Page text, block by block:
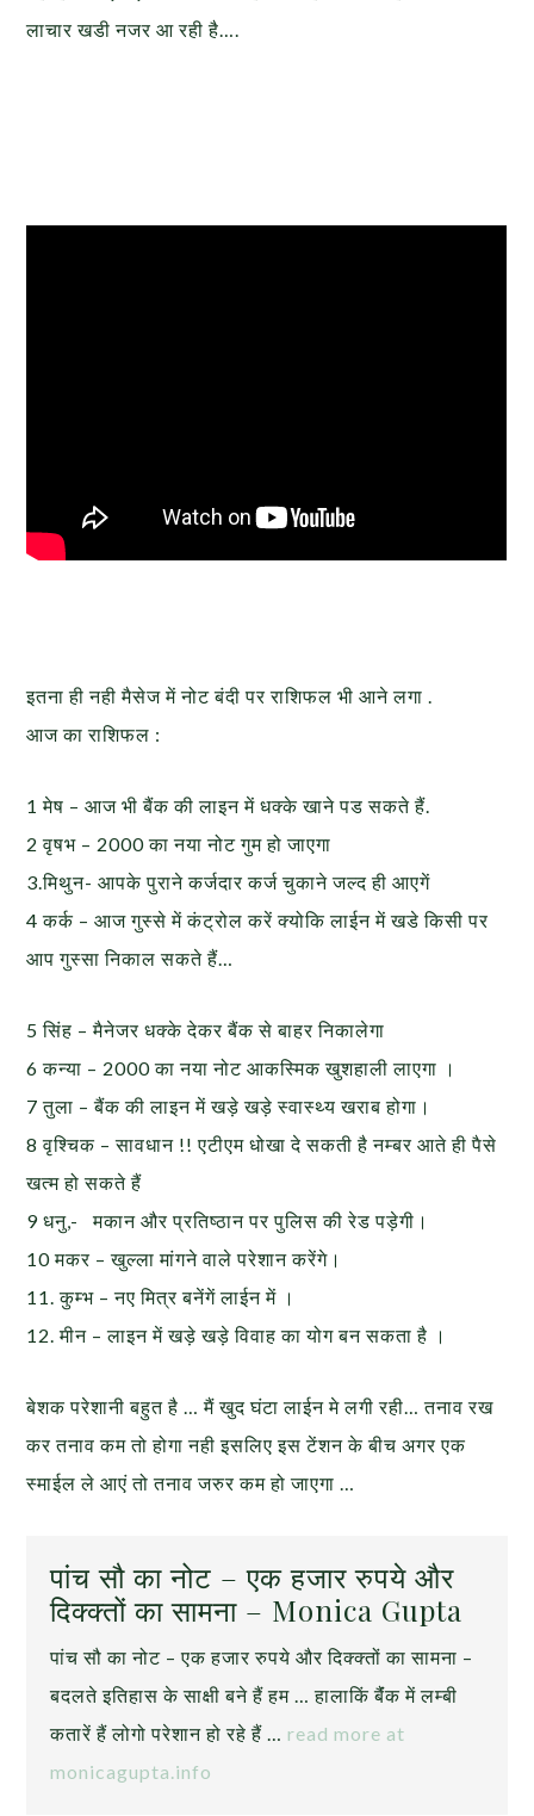
लाचार खडी नजर आ रही है….
इतना ही नही मैसेज में नोट बंदी पर राशिफल भी आने लगा .
आज का राशिफल :
1 मेष – आज भी बैंक की लाइन में धक्के खाने पड सकते हैं.
2 वृषभ – 2000 का नया नोट गुम हो जाएगा
3.मिथुन- आपके पुराने कर्जदार कर्ज चुकाने जल्द ही आएगें
4 कर्क – आज गुस्से में कंट्रोल करें क्योकि लाईन में खडे किसी पर
आप गुस्सा निकाल सकते हैं…
5 सिंह – मैनेजर धक्के देकर बैंक से बाहर निकालेगा
6 कन्या – 2000 का नया नोट आकस्मिक खुशहाली लाएगा ।
7 तुला – बैंक की लाइन में खड़े खड़े स्वास्थ्य खराब होगा।
8 वृश्चिक – सावधान !! एटीएम धोखा दे सकती है नम्बर आते ही पैसे
खत्म हो सकते हैं
9 धनु,- मकान और प्रतिष्ठान पर पुलिस की रेड पड़ेगी।
10 मकर – खुल्ला मांगने वाले परेशान करेंगे।
11. कुम्भ – नए मित्र बनेंगें लाईन में ।
12. मीन – लाइन में खड़े खड़े विवाह का योग बन सकता है ।
बेशक परेशानी बहुत है … मैं खुद घंटा लाईन मे लगी रही… तनाव रख
कर तनाव कम तो होगा नही इसलिए इस टेंशन के बीच अगर एक
स्माईल ले आएं तो तनाव जरुर कम हो जाएगा …
पांच सौ का नोट – एक हजार रुपये और
दिक्क्तों का सामना – Monica Gupta
पांच सौ का नोट – एक हजार रुपये और दिक्क्तों का सामना –
बदलते इतिहास के साक्षी बने हैं हम … हालाकिं बैंंक में लम्बी
कतारें हैं लोगो परेशान हो रहे हैं … read more at
monicagupta.info